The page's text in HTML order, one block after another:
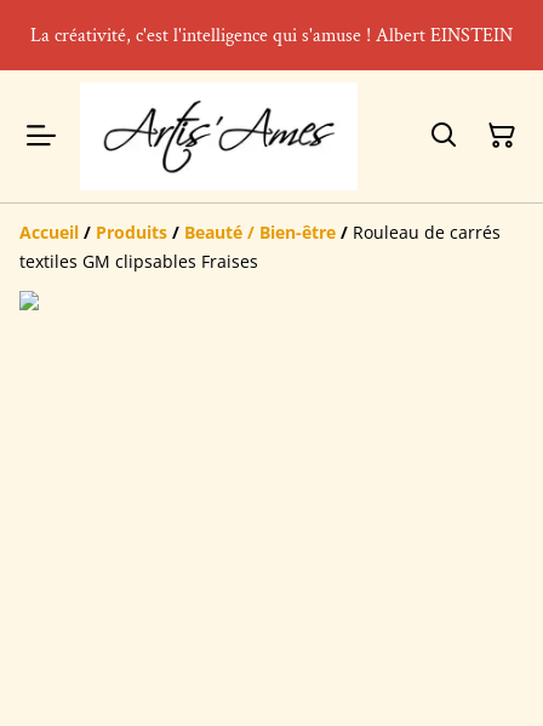
La créativité, c'est l'intelligence qui s'amuse ! Albert EINSTEIN
Accueil / Produits / Beauté / Bien-être / Rouleau de carrés
textiles GM clipsables Fraises